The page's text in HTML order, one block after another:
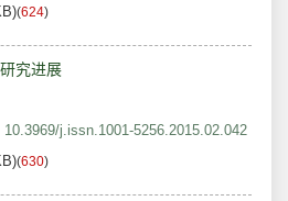
(624)
究进展
10.3969/j.issn.1001-5256.2015.02.042
(630)